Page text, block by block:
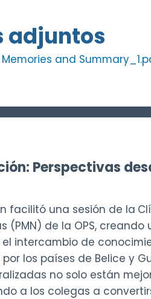
adjuntos
and
Perspectivas
facilitó una sesión de la
(PMN) de la OPS,
intercambio de
los países de Belice y
no solo están
a los colegas a